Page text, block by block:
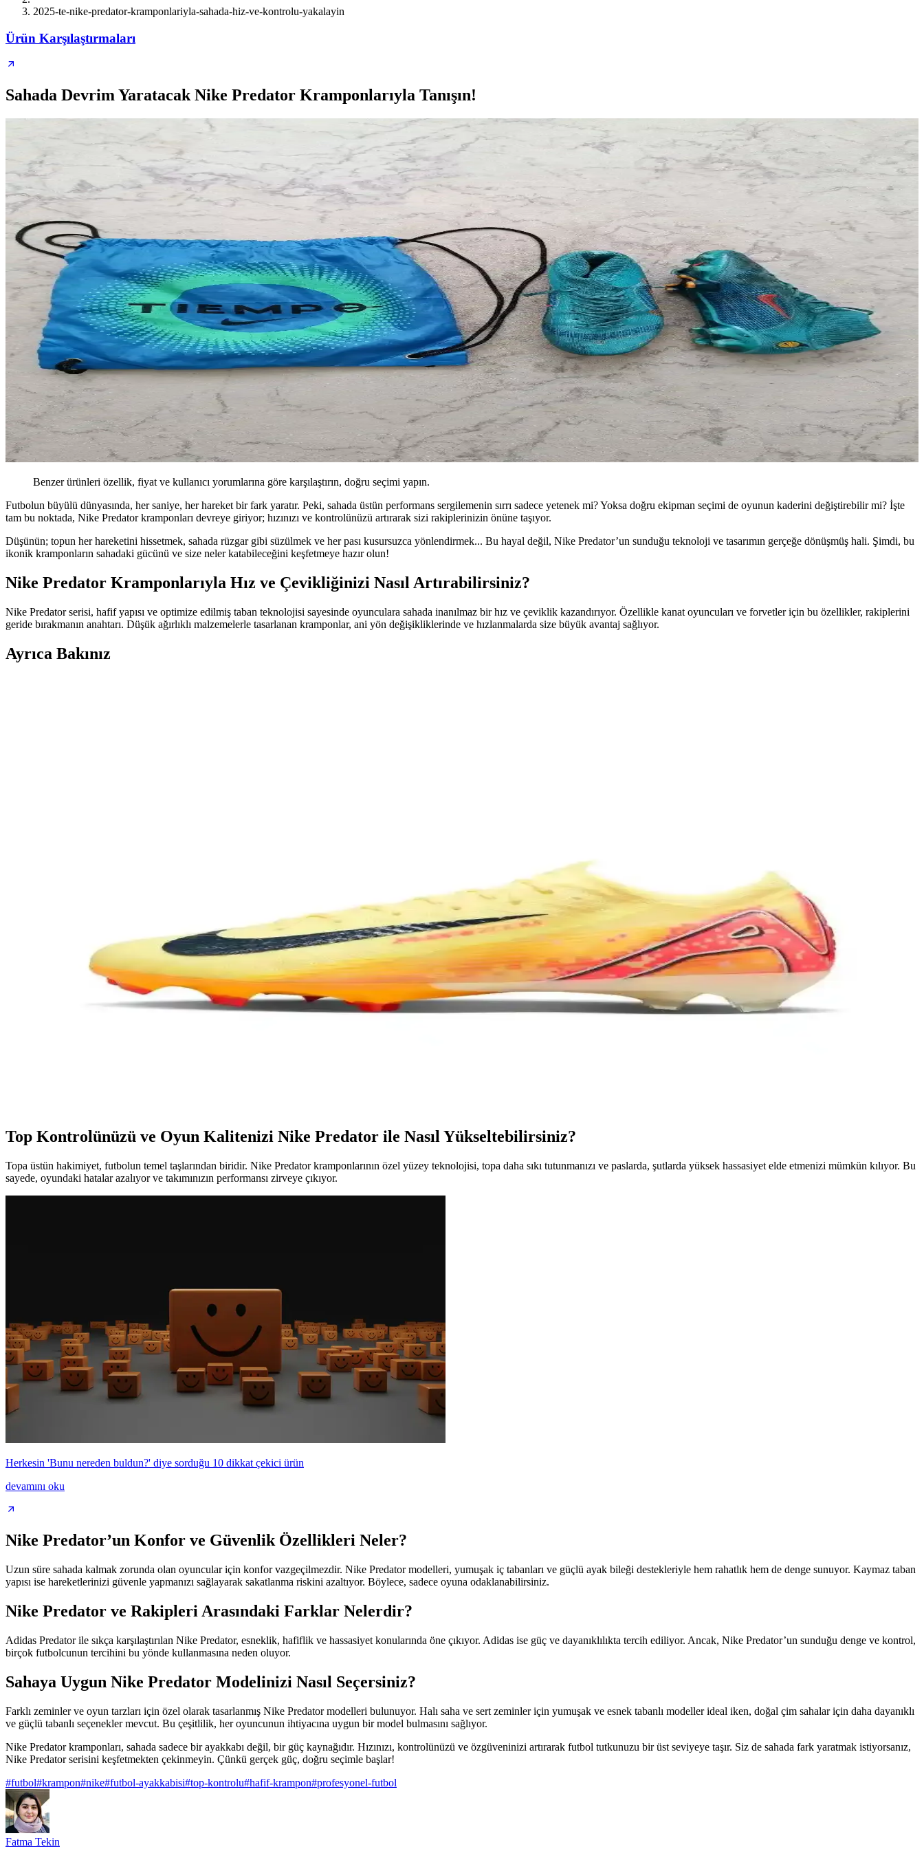
2025-te-nike-predator-kramponlariyla-sahada-hiz-ve-kontrolu-yakalayin
Ürün Karşılaştırmaları
Sahada Devrim Yaratacak Nike Predator Kramponlarıyla Tanışın!
Benzer ürünleri özellik, fiyat ve kullanıcı yorumlarına göre karşılaştırın, doğru seçimi yapın.
Futbolun büyülü dünyasında, her saniye, her hareket bir fark yaratır. Peki, sahada üstün performans sergilemenin sırrı sadece yetenek mi? Yoksa doğru ekipman seçimi de oyunun kaderini değiştirebilir mi? İşte
tam bu noktada, Nike Predator kramponları devreye giriyor; hızınızı ve kontrolünüzü artırarak sizi rakiplerinizin önüne taşıyor.
Düşünün; topun her hareketini hissetmek, sahada rüzgar gibi süzülmek ve her pası kusursuzca yönlendirmek... Bu hayal değil, Nike Predator’un sunduğu teknoloji ve tasarımın gerçeğe dönüşmüş hali. Şimdi, bu
ikonik kramponların sahadaki gücünü ve size neler katabileceğini keşfetmeye hazır olun!
Nike Predator Kramponlarıyla Hız ve Çevikliğinizi Nasıl Artırabilirsiniz?
Nike Predator serisi, hafif yapısı ve optimize edilmiş taban teknolojisi sayesinde oyunculara sahada inanılmaz bir hız ve çeviklik kazandırıyor. Özellikle kanat oyuncuları ve forvetler için bu özellikler, rakiplerini
geride bırakmanın anahtarı. Düşük ağırlıklı malzemelerle tasarlanan kramponlar, ani yön değişikliklerinde ve hızlanmalarda size büyük avantaj sağlıyor.
Ayrıca Bakınız
Victor Osimhen’in Galatasaray’da 45 numarayı giymesi, kariyerinde yeni bir başlangıcı ve kişisel tercihini yansıtıyor. Bu numara, onun sahadaki duruşunu ve takım içi iletişimini simgeliyor.
Halı Saha Ayakkabısı ve Krampon Seçimi: Performansı Artıran Doğru Ekipmanlar
Halı saha futbolunda performansı artırmak ve güvenliği sağlamak için doğru ayakkabı ve krampon seçimi büyük önem taşır. Yüzeye uygun modeller ve markalar hakkında detaylar burada.
Messi çocuk kramponları: Performansı artıran ve stil sahibi futbol ayakkabıları
Messi çocuk kramponları, şık tasarımı ve üstün performans özellikleriyle küçük futbolcuların favorisi. Hafif, dayanıklı ve konforlu yapısıyla sahada fark yaratır.
Beyaz PSG Forması: Şıklık ve Fonksiyonellik Sunan Modern Spor Giyim Parçası
Top Kontrolünüzü ve Oyun Kalitenizi Nike Predator ile Nasıl Yükseltebilirsiniz?
Topa üstün hakimiyet, futbolun temel taşlarından biridir. Nike Predator kramponlarının özel yüzey teknolojisi, topa daha sıkı tutunmanızı ve paslarda, şutlarda yüksek hassasiyet elde etmenizi mümkün kılıyor. Bu
sayede, oyundaki hatalar azalıyor ve takımınızın performansı zirveye çıkıyor.
Herkesin 'Bunu nereden buldun?' diye sorduğu 10 dikkat çekici ürün
devamını oku
Nike Predator’un Konfor ve Güvenlik Özellikleri Neler?
Uzun süre sahada kalmak zorunda olan oyuncular için konfor vazgeçilmezdir. Nike Predator modelleri, yumuşak iç tabanları ve güçlü ayak bileği destekleriyle hem rahatlık hem de denge sunuyor. Kaymaz taban
yapısı ise hareketlerinizi güvenle yapmanızı sağlayarak sakatlanma riskini azaltıyor. Böylece, sadece oyuna odaklanabilirsiniz.
Nike Predator ve Rakipleri Arasındaki Farklar Nelerdir?
Adidas Predator ile sıkça karşılaştırılan Nike Predator, esneklik, hafiflik ve hassasiyet konularında öne çıkıyor. Adidas ise güç ve dayanıklılıkta tercih ediliyor. Ancak, Nike Predator’un sunduğu denge ve kontrol,
birçok futbolcunun tercihini bu yönde kullanmasına neden oluyor.
Sahaya Uygun Nike Predator Modelinizi Nasıl Seçersiniz?
Farklı zeminler ve oyun tarzları için özel olarak tasarlanmış Nike Predator modelleri bulunuyor. Halı saha ve sert zeminler için yumuşak ve esnek tabanlı modeller ideal iken, doğal çim sahalar için daha dayanıklı
ve güçlü tabanlı seçenekler mevcut. Bu çeşitlilik, her oyuncunun ihtiyacına uygun bir model bulmasını sağlıyor.
Nike Predator kramponları, sahada sadece bir ayakkabı değil, bir güç kaynağıdır. Hızınızı, kontrolünüzü ve özgüveninizi artırarak futbol tutkunuzu bir üst seviyeye taşır. Siz de sahada fark yaratmak istiyorsanız,
Nike Predator serisini keşfetmekten çekinmeyin. Çünkü gerçek güç, doğru seçimle başlar!
#futbol#krampon#nike#futbol-ayakkabisi#top-kontrolu#hafif-krampon#profesyonel-futbol
Fatma Tekin